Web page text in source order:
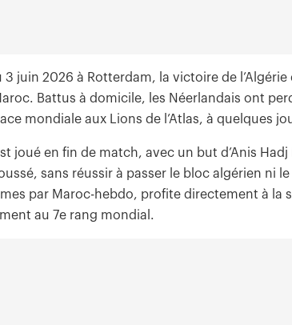
3 juin 2026 à Rotterdam, la victoire de l’Algérie
Battus à domicile, les Néerlandais ont
mondiale aux Lions de l’Atlas, à quelques
joué en fin de match, avec un but d’Anis
sans réussir à passer le bloc algérien ni
par Maroc-hebdo, profite directement à la
au 7e rang mondial.